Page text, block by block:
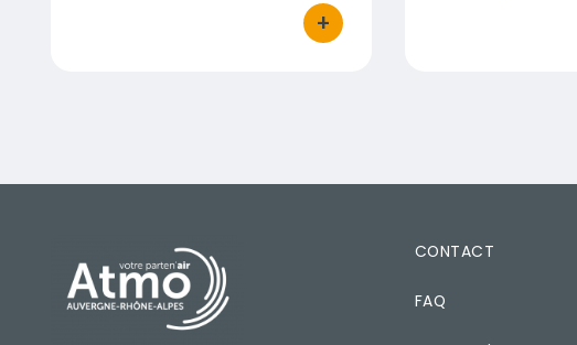
+
bouton d'actions
PIED DE PAGE CONTACT
FAQ